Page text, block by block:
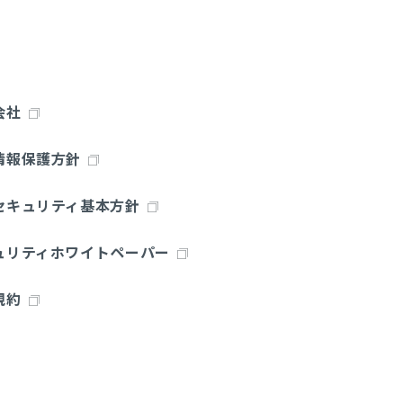
社
報保護方針
キュリティ基本方針
リティホワイトペーパー
約